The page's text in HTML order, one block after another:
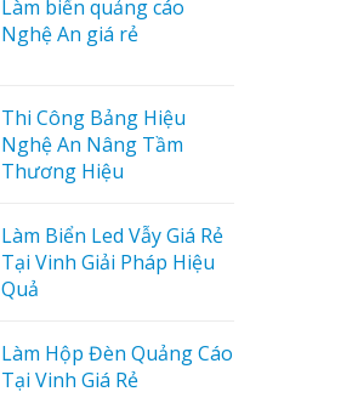
Làm biển hiệu spa tại
Vinh Nghệ An
Làm biển led tại Vinh
Nghệ An giá rẻ
Thiết kế Profile tại Vinh
Nghệ An
Làm biển alu chữ nổi tại
Vinh Nghệ An